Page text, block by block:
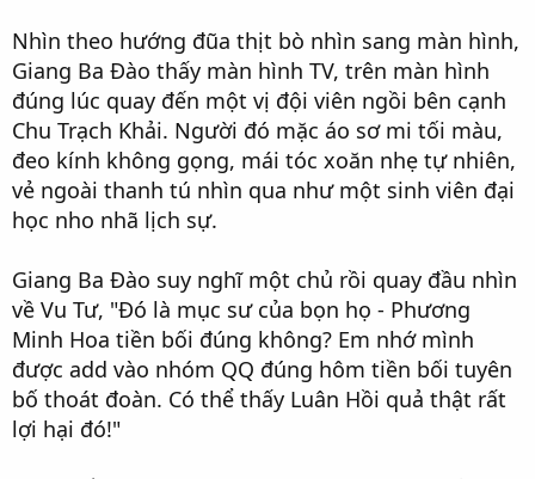
Nhìn theo hướng đũa thịt bò nhìn sang màn hình,
Giang Ba Đào thấy màn hình TV, trên màn hình
đúng lúc quay đến một vị đội viên ngồi bên cạnh
Chu Trạch Khải. Người đó mặc áo sơ mi tối màu,
đeo kính không gọng, mái tóc xoăn nhẹ tự nhiên,
vẻ ngoài thanh tú nhìn qua như một sinh viên đại
học nho nhã lịch sự.
Giang Ba Đào suy nghĩ một chủ rồi quay đầu nhìn
về Vu Tư, "Đó là mục sư của bọn họ - Phương
Minh Hoa tiền bối đúng không? Em nhớ mình
được add vào nhóm QQ đúng hôm tiền bối tuyên
bố thoát đoàn. Có thể thấy Luân Hồi quả thật rất
lợi hại đó!"